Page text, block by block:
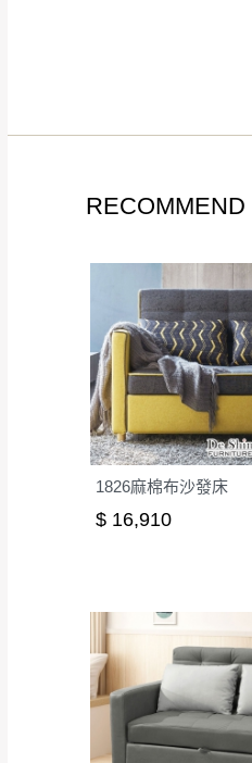
RECOMMEND
1826麻棉布沙發床
$ 16,910